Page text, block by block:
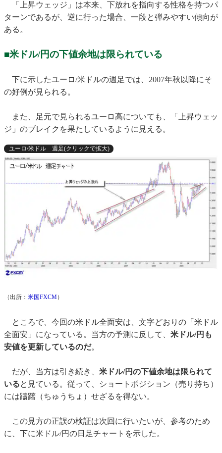
「上昇ウェッジ」は本来、下放れを指向する性格を持つパ
ターンであるが、逆に行った場合、一段と弾みやすい傾向が
ある。
■米ドル/円の下値余地は限られている
下に示したユーロ/米ドルの週足では、2007年秋以降にそ
の好例が見られる。
また、足元で見られるユーロ高についても、「上昇ウェッ
ジ」のブレイクを果たしているように見える。
ユーロ/米ドル 週足(クリックで拡大)
（出所： 米国FXCM）
ところで、今回の米ドル全面安は、文字どおりの「米ドル
全面安」になっている。当方の予測に反して、 米ドル/円も
安値を更新しているのだ。
だが、当方は引き続き、 米ドル/円の下値余地は限られて
いると見ている。従って、ショートポジション（売り持ち）
には躊躇（ちゅうちょ）せざるを得ない。
この見方の正誤の検証は次回に行いたいが、参考のため
に、下に米ドル/円の日足チャートを示した。